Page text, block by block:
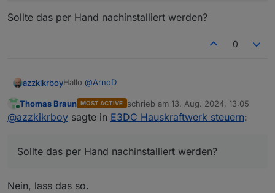
Sollte das per Hand nachinstalliert werden?
0
azzkikrboyHallo @ArnoD
Ich habe gerade ioBroker upgedated und dann
folgede Meldung im Log gesehen.
Script scheint aber trotzdem zu laufen (auf den
Sollte das per Hand nachinstalliert werden?
Online
Thomas Braun MOST ACTIVE schrieb am 13. Aug. 2024, 13:05
zuletzt editiert von
@azzkikrboy sagte in E3DC Hauskraftwerk steuern:
Sollte das per Hand nachinstalliert werden?
Nein, lass das so.